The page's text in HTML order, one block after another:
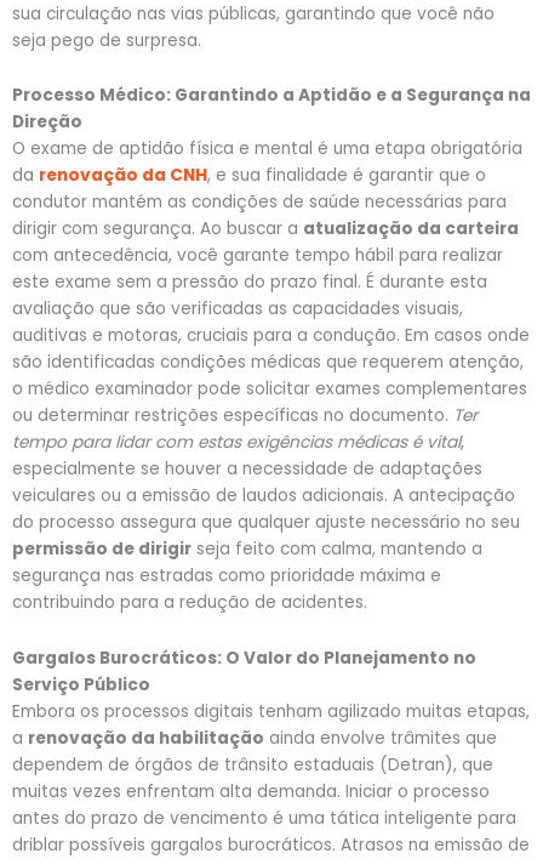
sua circulação nas vias públicas, garantindo que você não
seja pego de surpresa.
Processo Médico: Garantindo a Aptidão e a Segurança na
Direção
O exame de aptidão física e mental é uma etapa obrigatória
da renovação da CNH, e sua finalidade é garantir que o
condutor mantém as condições de saúde necessárias para
dirigir com segurança. Ao buscar a atualização da carteira
com antecedência, você garante tempo hábil para realizar
este exame sem a pressão do prazo final. É durante esta
avaliação que são verificadas as capacidades visuais,
auditivas e motoras, cruciais para a condução. Em casos onde
são identificadas condições médicas que requerem atenção,
o médico examinador pode solicitar exames complementares
ou determinar restrições específicas no documento. Ter
tempo para lidar com estas exigências médicas é vital,
especialmente se houver a necessidade de adaptações
veiculares ou a emissão de laudos adicionais. A antecipação
do processo assegura que qualquer ajuste necessário no seu
permissão de dirigir seja feito com calma, mantendo a
segurança nas estradas como prioridade máxima e
contribuindo para a redução de acidentes.
Gargalos Burocráticos: O Valor do Planejamento no
Serviço Público
Embora os processos digitais tenham agilizado muitas etapas,
a renovação da habilitação ainda envolve trâmites que
dependem de órgãos de trânsito estaduais (Detran), que
muitas vezes enfrentam alta demanda. Iniciar o processo
antes do prazo de vencimento é uma tática inteligente para
driblar possíveis gargalos burocráticos. Atrasos na emissão de